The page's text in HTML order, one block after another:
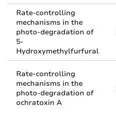
Rate-controlling
mechanisms in the
photo-degradation of
5-
Hydroxymethylfurfural
Rate-controlling
mechanisms in the
photo-degradation of
ochratoxin A